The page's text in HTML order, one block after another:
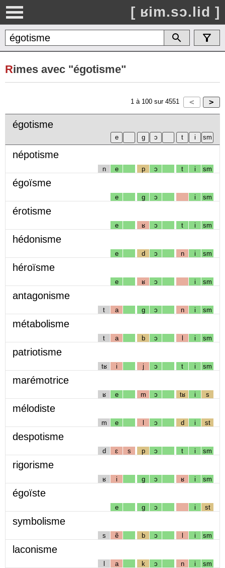
[ ʁim.sɔ.lid ]
Rimes avec "égotisme"
1 à 100 sur 4551
égotisme
népotisme
n e p ɔ t i sm
égoïsme
e g ɔ i sm
érotisme
e ʁ ɔ t i sm
hédonisme
e d ɔ n i sm
héroïsme
e ʁ ɔ i sm
antagonisme
t a g ɔ n i sm
métabolisme
t a b ɔ l i sm
patriotisme
tʁ i j ɔ t i sm
marémotrice
ʁ e m ɔ tʁ i s
mélodiste
m e l ɔ d i st
despotisme
d ɛ s p ɔ t i sm
rigorisme
ʁ i g ɔ ʁ i sm
égoïste
e g ɔ i st
symbolisme
s ẽ b ɔ l i sm
laconisme
l a k ɔ n i sm